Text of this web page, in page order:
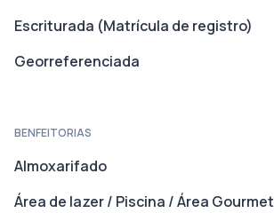
Escriturada (Matrícula de registro)
Georreferenciada
BENFEITORIAS
Almoxarifado
Área de lazer / Piscina / Área Gourmet